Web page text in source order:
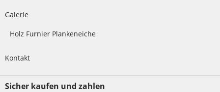
Galerie
Holz Furnier Plankeneiche
Kontakt
Sicher kaufen und zahlen